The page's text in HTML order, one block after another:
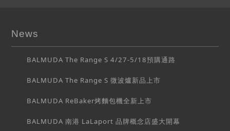
News
BALMUDA The Range S 4/27-5/18預購通路
BALMUDA The Range S 微波爐新品上市
BALMUDA ReBaker烤麵包機全新上市
BALMUDA 南港 LaLaport 品牌概念店盛大開幕